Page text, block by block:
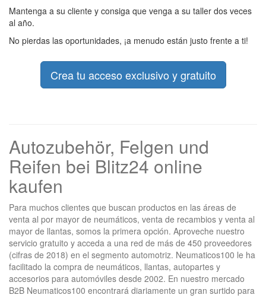
Mantenga a su cliente y consiga que venga a su taller dos veces
al año.
No pierdas las oportunidades, ¡a menudo están justo frente a ti!
Crea tu acceso exclusivo y gratuito
Autozubehör, Felgen und
Reifen bei Blitz24 online
kaufen
Para muchos clientes que buscan productos en las áreas de
venta al por mayor de neumáticos, venta de recambios y venta al
mayor de llantas, somos la primera opción. Aproveche nuestro
servicio gratuito y acceda a una red de más de 450 proveedores
(cifras de 2018) en el segmento automotriz. Neumaticos100 le ha
facilitado la compra de neumáticos, llantas, autopartes y
accesorios para automóviles desde 2002. En nuestro mercado
B2B Neumaticos100 encontrará diariamente un gran surtido para